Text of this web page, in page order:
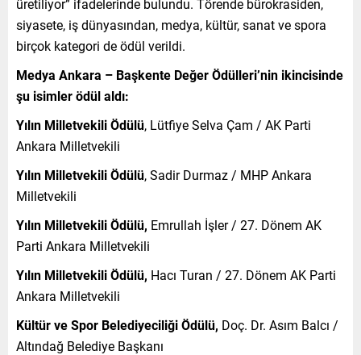
siyasete, iş dünyasından, medya, kültür, sanat ve spora
birçok kategori de ödül verildi.
Medya Ankara – Başkente Değer Ödülleri’nin ikincisinde
şu isimler ödül aldı:
Yılın Milletvekili Ödülü, Lütfiye Selva Çam / AK Parti
Ankara Milletvekili
Yılın Milletvekili Ödülü, Sadir Durmaz / MHP Ankara
Milletvekili
Yılın Milletvekili Ödülü, Emrullah İşler / 27. Dönem AK
Parti Ankara Milletvekili
Yılın Milletvekili Ödülü, Hacı Turan / 27. Dönem AK Parti
Ankara Milletvekili
Kültür veSpor Belediyeciliği Ödülü, Doç. Dr. Asım Balcı /
Altındağ Belediye Başkanı